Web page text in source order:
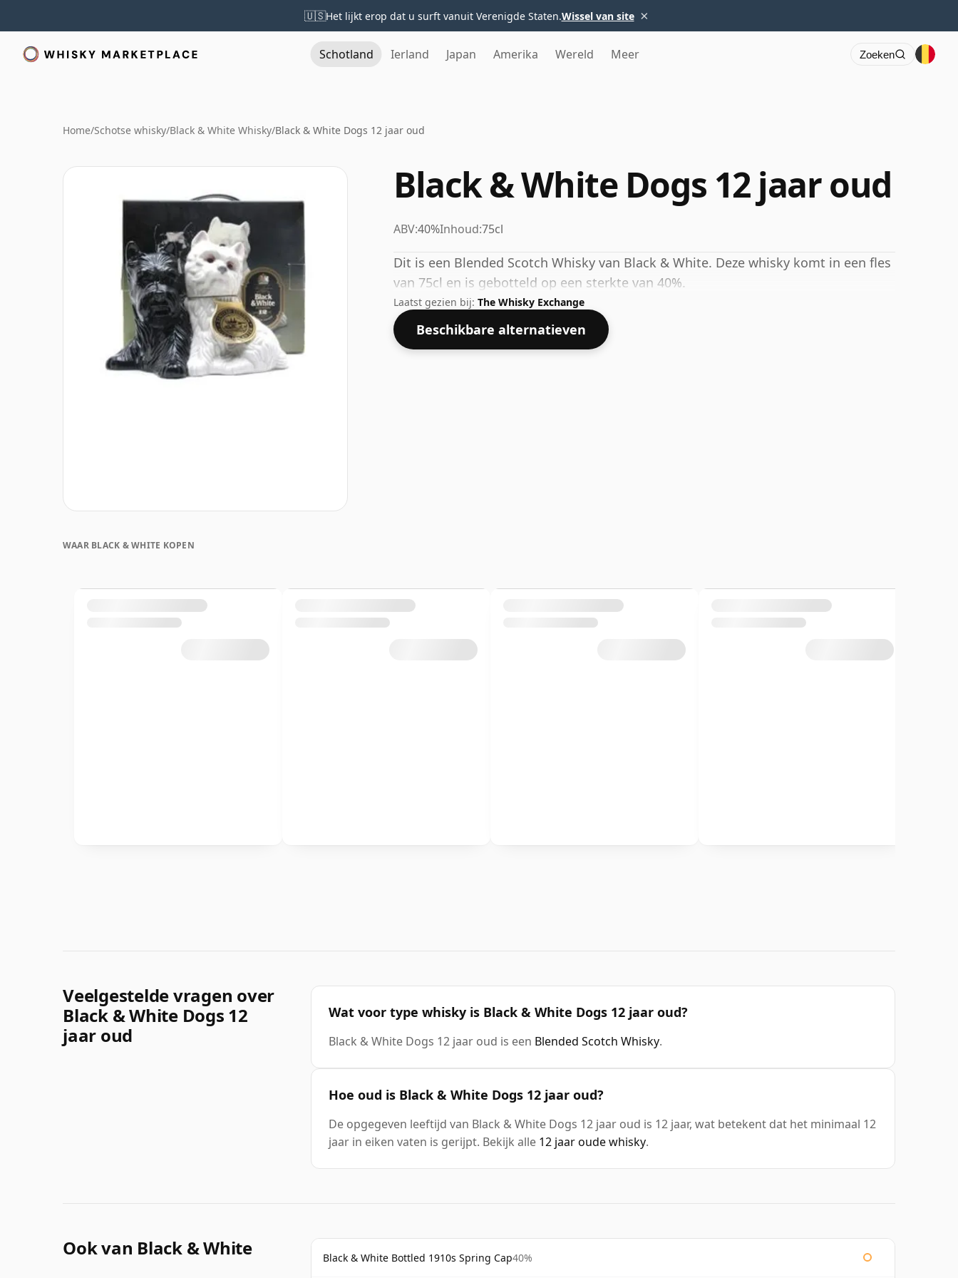
🇺🇸Het lijkt erop dat u surft vanuit Verenigde Staten.Wissel van site ×
Schotland Ierland Japan Amerika Wereld Meer Zoeken
Home/Schotse whisky/Black & White Whisky/Black & White Dogs 12 jaar oud
Black & White Dogs 12 jaar oud
ABV:40%Inhoud:75cl
Dit is een Blended Scotch Whisky van Black & White. Deze whisky komt in een fles
van 75cl en is gebotteld op een sterkte van 40%.
Laatst gezien bij: The Whisky Exchange
Beschikbare alternatieven
WAAR BLACK & WHITE KOPEN
Veelgestelde vragen over
Black & White Dogs 12
jaar oud
Wat voor type whisky is Black & White Dogs 12 jaar oud?
Black & White Dogs 12 jaar oud is een Blended Scotch Whisky.
Hoe oud is Black & White Dogs 12 jaar oud?
De opgegeven leeftijd van Black & White Dogs 12 jaar oud is 12 jaar, wat betekent dat het minimaal 12
jaar in eiken vaten is gerijpt. Bekijk alle 12 jaar oude whisky.
Ook van Black & White Black & White Bottled 1910s Spring Cap40%